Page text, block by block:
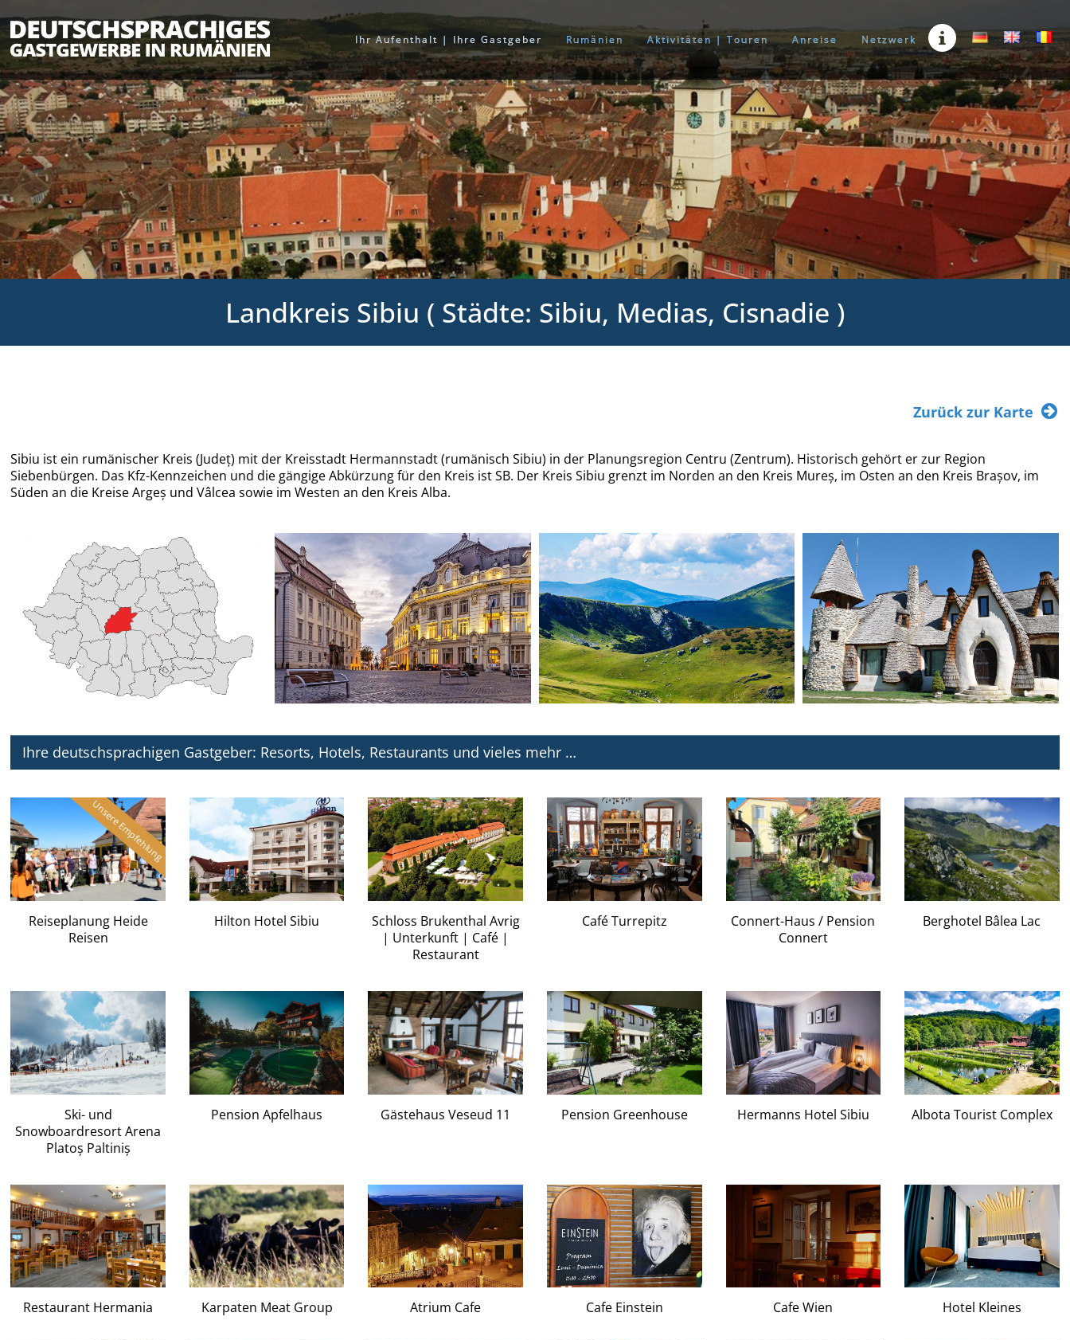
Ihr Aufenthalt | Ihre Gastgeber Rumänien Aktivitäten | Touren Anreise Netzwerk
Landkreis Sibiu ( Städte: Sibiu, Medias, Cisnadie )
Zurück zur Karte
Sibiu ist ein rumänischer Kreis (Județ) mit der Kreisstadt Hermannstadt (rumänisch Sibiu) in der Planungsregion Centru (Zentrum). Historisch gehört er zur Region
Siebenbürgen. Das Kfz-Kennzeichen und die gängige Abkürzung für den Kreis ist SB. Der Kreis Sibiu grenzt im Norden an den Kreis Mureș, im Osten an den Kreis Brașov, im
Süden an die Kreise Argeș und Vâlcea sowie im Westen an den Kreis Alba.
Ihre deutschsprachigen Gastgeber: Resorts, Hotels, Restaurants und vieles mehr …
Reiseplanung Heide
Reisen
Hilton Hotel Sibiu
Schloss Brukenthal Avrig
| Unterkunft | Café |
Restaurant
Café Turrepitz
Connert-Haus / Pension
Connert
Berghotel Bâlea Lac
Ski- und
Snowboardresort Arena
Platoș Paltiniș
Pension Apfelhaus Gästehaus Veseud 11 Pension Greenhouse Hermanns Hotel Sibiu Albota Tourist Complex
Restaurant Hermania Karpaten Meat Group Atrium Cafe Cafe Einstein Cafe Wien Hotel Kleines